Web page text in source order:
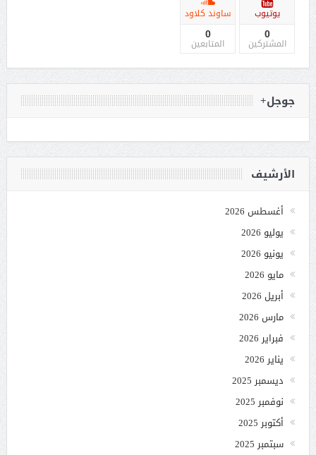
يوتيوب
0
المشتركين
ساوند كلاود
0
المتابعين
جوجل+
الأرشيف
أغسطس 2026
يوليو 2026
يونيو 2026
مايو 2026
أبريل 2026
مارس 2026
فبراير 2026
يناير 2026
ديسمبر 2025
نوفمبر 2025
أكتوبر 2025
سبتمبر 2025